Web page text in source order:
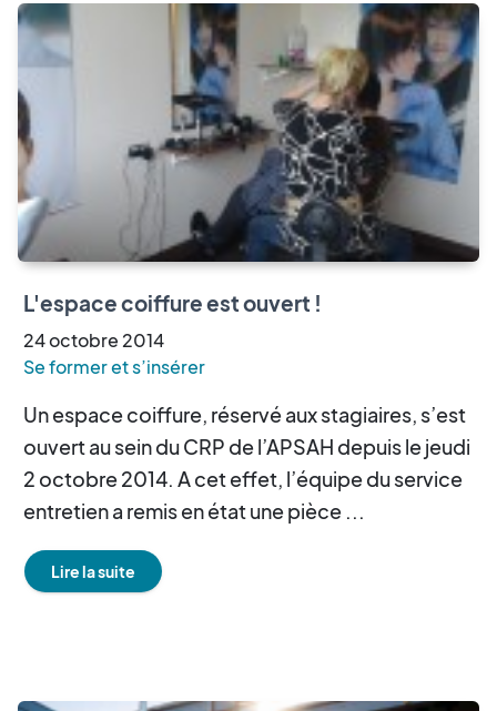
L'espace coiffure est ouvert !
24octobre 2014
Se former et s’insérer
Un espace coiffure, réservé aux stagiaires, s’est
ouvert au sein du CRP de l’APSAH depuis le jeudi
2 octobre 2014. A cet effet, l’équipe du service
entretien a remis en état une pièce ...
Lire la suite